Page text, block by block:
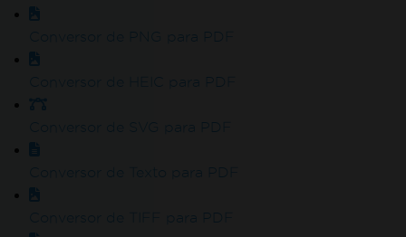
Conversor de PNG para PDF
Conversor de HEIC para PDF
Conversor de SVG para PDF
Conversor de Texto para PDF
Conversor de TIFF para PDF
Junte-se a milhões de